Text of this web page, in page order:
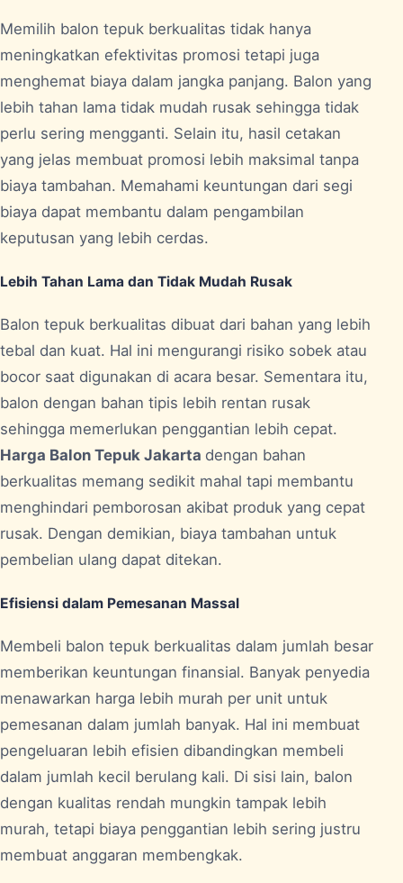
Memilih balon tepuk berkualitas tidak hanya
meningkatkan efektivitas promosi tetapi juga
menghemat biaya dalam jangka panjang. Balon yang
lebih tahan lama tidak mudah rusak sehingga tidak
perlu sering mengganti. Selain itu, hasil cetakan
yang jelas membuat promosi lebih maksimal tanpa
biaya tambahan. Memahami keuntungan dari segi
biaya dapat membantu dalam pengambilan
keputusan yang lebih cerdas.
Lebih Tahan Lama dan Tidak Mudah Rusak
Balon tepuk berkualitas dibuat dari bahan yang lebih
tebal dan kuat. Hal ini mengurangi risiko sobek atau
bocor saat digunakan di acara besar. Sementara itu,
balon dengan bahan tipis lebih rentan rusak
sehingga memerlukan penggantian lebih cepat.
Harga Balon Tepuk Jakarta dengan bahan
berkualitas memang sedikit mahal tapi membantu
menghindari pemborosan akibat produk yang cepat
rusak. Dengan demikian, biaya tambahan untuk
pembelian ulang dapat ditekan.
Efisiensi dalam Pemesanan Massal
Membeli balon tepuk berkualitas dalam jumlah besar
memberikan keuntungan finansial. Banyak penyedia
menawarkan harga lebih murah per unit untuk
pemesanan dalam jumlah banyak. Hal ini membuat
pengeluaran lebih efisien dibandingkan membeli
dalam jumlah kecil berulang kali. Di sisi lain, balon
dengan kualitas rendah mungkin tampak lebih
murah, tetapi biaya penggantian lebih sering justru
membuat anggaran membengkak.